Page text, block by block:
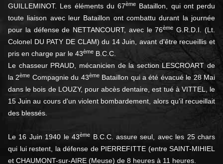
GUILLEMINOT. Les éléments du 67ème Bataillon, qui ont perdu
toute liaison avec leur Bataillon ont combattu durant la journée
pour la défense de NETTANCOURT, avec le 76ème G.R.D.I. (Lt.
Colonel DU PATY DE CLAM) du 14 Juin, avant d'être recueillis et
pris en charge par le 43ème B.C.C.
Le chasseur PRAUD, mécanicien de la section LESCROART de
la 2ème Compagnie du 43èmeBataillon qui a été évacué le 28 Mai
dans le bois de LOUZY, pour abcès dentaire, est tué à VITTEL, le
15 Juin au cours d'un violent bombardement, alors qu'il recueillait
des blessés.
Le 16 Juin 1940 le 43ème B.C.C. assure seul, avec les 25 chars
qui lui restent, la défense de PIERREFITTE (entre SAINT-MIHIEL
et CHAUMONT-sur-AIRE (Meuse) de 8 heures à 11 heures.